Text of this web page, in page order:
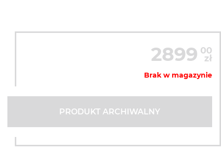
2899 00
zł
Brak w magazynie
PRODUKT ARCHIWALNY